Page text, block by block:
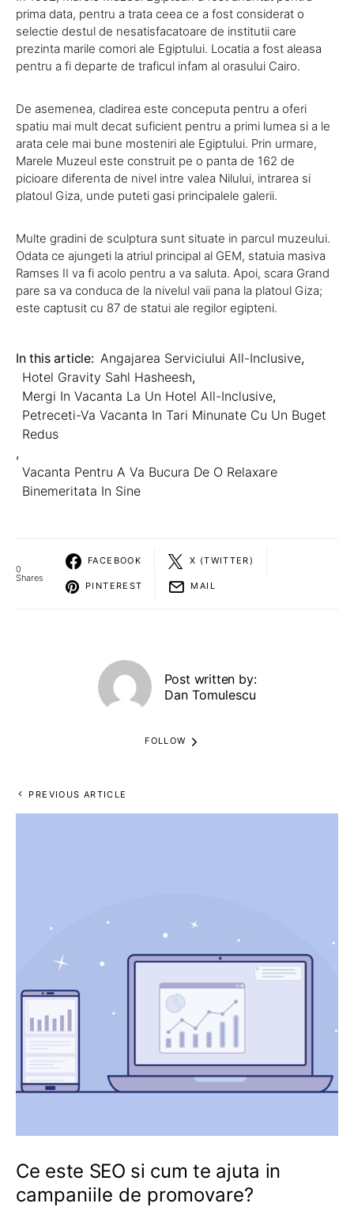
prima data, pentru a trata ceea ce a fost considerat o
selectie destul de nesatisfacatoare de institutii care
prezinta marile comori ale Egiptului. Locatia a fost aleasa
pentru a fi departe de traficul infam al orasului Cairo.
De asemenea, cladirea este conceputa pentru a oferi
spatiu mai mult decat suficient pentru a primi lumea si a le
arata cele mai bune mosteniri ale Egiptului. Prin urmare,
Marele Muzeul este construit pe o panta de 162 de
picioare diferenta de nivel intre valea Nilului, intrarea si
platoul Giza, unde puteti gasi principalele galerii.
Multe gradini de sculptura sunt situate in parcul muzeului.
Odata ce ajungeti la atriul principal al GEM, statuia masiva
Ramses II va fi acolo pentru a va saluta. Apoi, scara Grand
pare sa va conduca de la nivelul vaii pana la platoul Giza;
este captusit cu 87 de statui ale regilor egipteni.
In this article: Angajarea Serviciului All-Inclusive,
Hotel Gravity Sahl Hasheesh,
Mergi In Vacanta La Un Hotel All-Inclusive,
Petreceti-Va Vacanta In Tari Minunate Cu Un Buget
Redus
,
Vacanta Pentru A Va Bucura De O Relaxare
Binemeritata In Sine
0
Shares
FACEBOOK X (TWITTER)
PINTEREST MAIL
Post written by:
Dan Tomulescu
FOLLOW
PREVIOUS ARTICLE
Ce este SEO si cum te ajuta in
campaniile de promovare?